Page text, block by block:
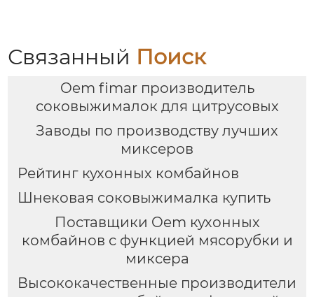
Связанный Поиск
Oem fimar производитель
соковыжималок для цитрусовых
Заводы по производству лучших
миксеров
Рейтинг кухонных комбайнов
Шнековая соковыжималка купить
Поставщики Oem кухонных
комбайнов с функцией мясорубки и
миксера
Высококачественные производители